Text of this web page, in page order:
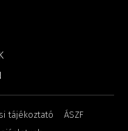
tájékoztató
ÁSZF